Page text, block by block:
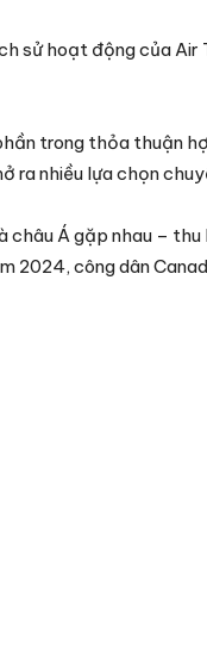
sử hoạt động của
trong thỏa thuận
ra nhiều lựa chọn
châu Á gặp nhau –
2024, công dân